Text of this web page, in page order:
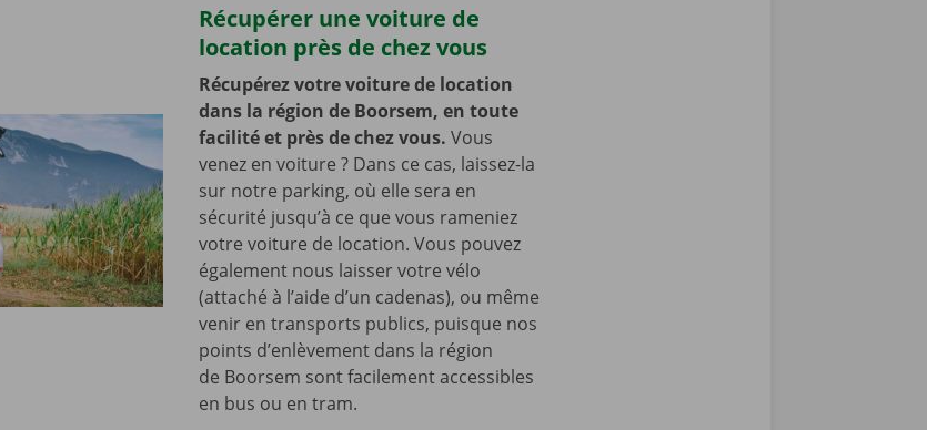
Récupérer une voiture de
location près de chez vous
Récupérez votre voiture de location
dans la région de Boorsem, en toute
facilité et près de chez vous. Vous
venez en voiture ? Dans ce cas, laissez-la
sur notre parking, où elle sera en
sécurité jusqu’à ce que vous rameniez
votre voiture de location. Vous pouvez
également nous laisser votre vélo
(attaché à l’aide d’un cadenas), ou même
venir en transports publics, puisque nos
points d’enlèvement dans la région
de Boorsem sont facilement accessibles
en bus ou en tram.